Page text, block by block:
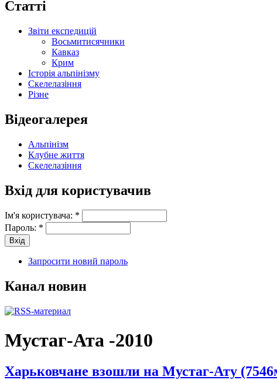
Статті
Звіти експедицій
Восьмитисячники
Кавказ
Крим
Історія альпінізму
Скелелазіння
Різне
Відеогалерея
Альпінізм
Клубне життя
Скелелазіння
Вхід для користувачив
Ім'я користувача: *
Пароль: *
Запросити новий пароль
Канал новин
Мустаг-Ата -2010
Харьковчане взошли на Мустаг-Ату